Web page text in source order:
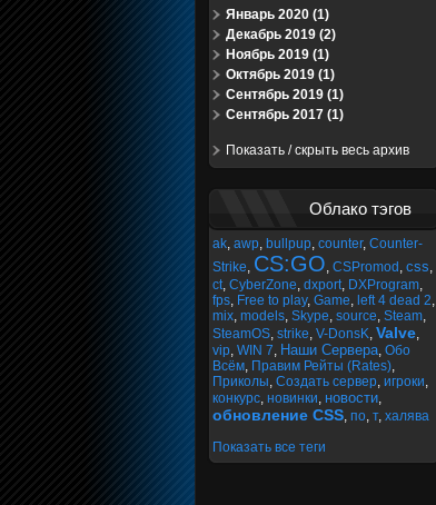
Январь 2020 (1)
Декабрь 2019 (2)
Ноябрь 2019 (1)
Октябрь 2019 (1)
Сентябрь 2019 (1)
Сентябрь 2017 (1)
Показать / скрыть весь архив
Облако тэгов
ak, awp, bullpup, counter, Counter-
Strike, CS:GO, CSPromod , css,
ct, CyberZone, dxport, DXProgram,
fps, Free to play, Game, left 4 dead 2,
mix, models, Skype, source, Steam,
SteamOS, strike, V-DonsK, Valve,
vip, WIN 7, Наши Сервера, Обо
Всём, Правим Рейты (Rates),
Приколы, Создать сервер, игроки,
конкурс, новинки, новости,
обновление CSS, по, т, халява
Показать все теги